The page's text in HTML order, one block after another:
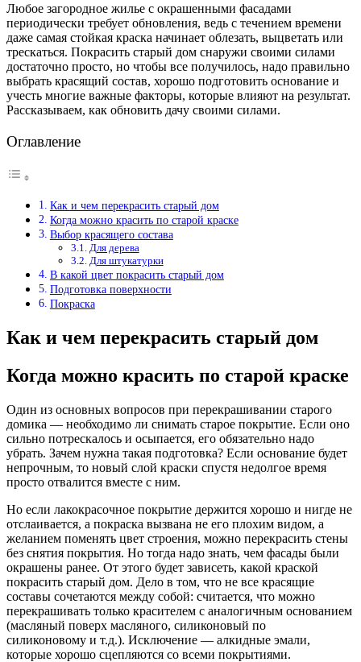
Любое загородное жилье с окрашенными фасадами
периодически требует обновления, ведь с течением времени
даже самая стойкая краска начинает облезать, выцветать или
трескаться. Покрасить старый дом снаружи своими силами
достаточно просто, но чтобы все получилось, надо правильно
выбрать красящий состав, хорошо подготовить основание и
учесть многие важные факторы, которые влияют на результат.
Рассказываем, как обновить дачу своими силами.
Оглавление
Как и чем перекрасить старый дом
Когда можно красить по старой краске
Выбор красящего состава
Для дерева
Для штукатурки
В какой цвет покрасить старый дом
Подготовка поверхности
Покраска
Как и чем перекрасить старый дом
Когда можно красить по старой краске
Один из основных вопросов при перекрашивании старого
домика — необходимо ли снимать старое покрытие. Если оно
сильно потрескалось и осыпается, его обязательно надо
убрать. Зачем нужна такая подготовка? Если основание будет
непрочным, то новый слой краски спустя недолгое время
просто отвалится вместе с ним.
Но если лакокрасочное покрытие держится хорошо и нигде не
отслаивается, а покраска вызвана не его плохим видом, а
желанием поменять цвет строения, можно перекрасить стены
без снятия покрытия. Но тогда надо знать, чем фасады были
окрашены ранее. От этого будет зависеть, какой краской
покрасить старый дом. Дело в том, что не все красящие
составы сочетаются между собой: считается, что можно
перекрашивать только красителем с аналогичным основанием
(масляный поверх масляного, силиконовый по
силиконовому и т.д.). Исключение — алкидные эмали,
которые хорошо сцепляются со всеми покрытиями.